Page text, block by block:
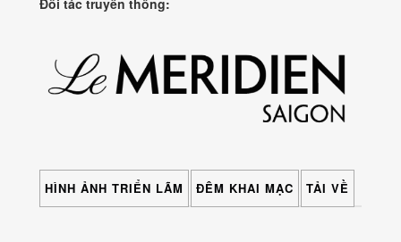
HÌNH ẢNH TRIỂN LÃM ĐÊM KHAI MẠC TẢI VỀ